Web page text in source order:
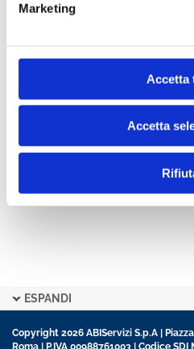
Marketing
Accetta
Accetta
Indice
ESPANDI
Copyright 2026 ABIServizi S.p.A |
Roma | P.IVA 00988761003 | Codice SDI